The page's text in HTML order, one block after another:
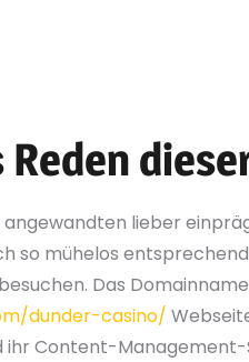
lieber
so mühelos
Das
dunder-casino/
ihr Content-